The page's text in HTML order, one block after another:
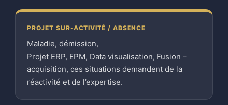
PROJET SUR-ACTIVITÉ / ABSENCE
Maladie, démission,
Projet ERP, EPM, Data visualisation, Fusion –
acquisition, ces situations demandent de la
réactivité et de l’expertise.